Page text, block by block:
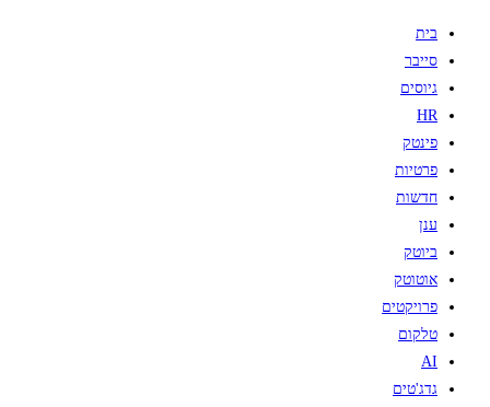
בית
סייבר
גיוסים
HR
פינטק
פרטיות
חדשות
ענן
ביוטק
אוטוטק
פרויקטים
טלקום
AI
גדג'טים